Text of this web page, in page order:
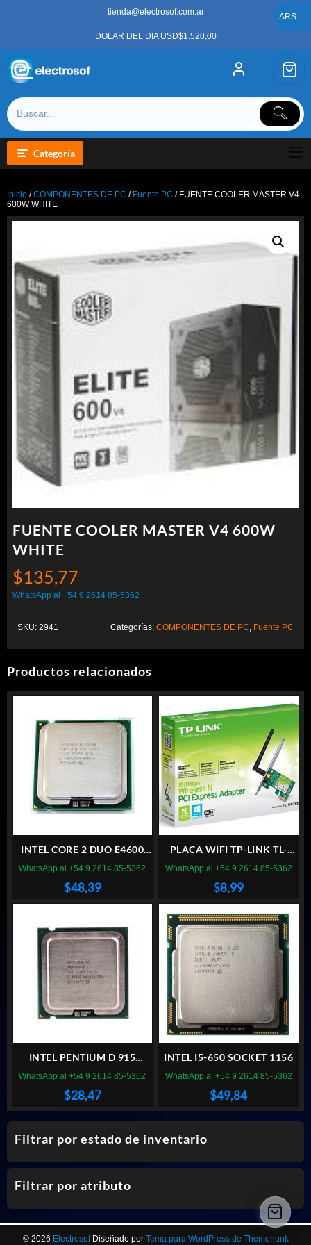
tienda@electrosof.com.ar
DOLAR DEL DIA USD$1.520,00
Categoría
Filtrar por estado de inventario
Filtrar por atributo
Inicio /COMPONENTES DE PC / Fuente PC / FUENTE COOLER MASTER V4
600W WHITE
FUENTE COOLER MASTER V4 600W
WHITE
$135,77
WhatsApp al +54 9 2614 85-5362
SKU: 2941 Categorías: COMPONENTES DE PC Fuente PC
Productos relacionados
INTEL CORE 2 DUO E4600
SOCKET LGA 775
$48,39
WhatsApp al +54 9 2614 85-5362
PLACA WIFI TP-LINK TL-
WN781ND PCI EXPRESS
$8,99
WhatsApp al +54 9 2614 85-5362
INTEL PENTIUM D 915
SOCKET 775
$28,47
WhatsApp al +54 9 2614 85-5362
INTEL I5-650 SOCKET 1156
$49,84
WhatsApp al +54 9 2614 85-5362
© 2026 Electrosof Diseñado por Tema para WordPress de Themehunk
ARS